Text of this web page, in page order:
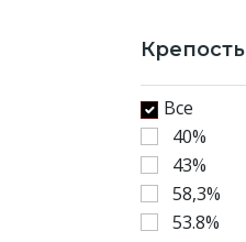
Крепость
Все
40%
43%
58,3%
53.8%